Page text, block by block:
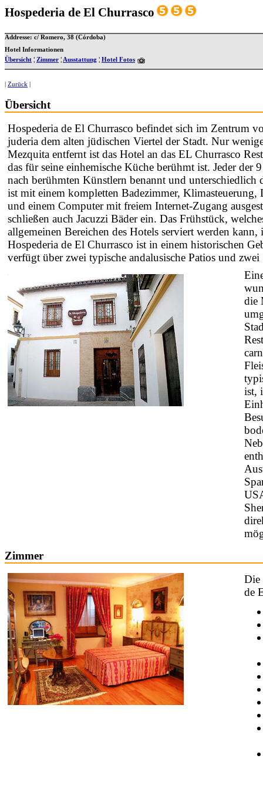
Hospederia de El Churrasco
Addresse: c/ Romero, 38 (Córdoba)
Hotel Informationen
Übersicht ¦ Zimmer ¦ Ausstattung ¦ Hotel Fotos
Zurück
Übersicht
Hospederia de El Churrasco befindet sich im Zentrum
juderia dem alten jüdischen Viertel der Stadt. Nur
Mezquita entfernt ist das Hotel an das EL Churrasco
das für seine einhemische Küche berühmt ist. Jeder der
nach berühmten Künstlern benannt und unterschiedlich
ist mit einem kompletten Badezimmer, Klimasteuerung,
und einem Computer mit freiem Internet-Zugang
schließen auch Jacuzzi Bäder ein. Das Frühstück,
allgemeinen Bereichen des Hotels serviert werden
Hospederia de El Churrasco ist in einem historischen
verfügt über zwei typische andalusische Patios und zwei
die
ist,
Zimmer
Die
de